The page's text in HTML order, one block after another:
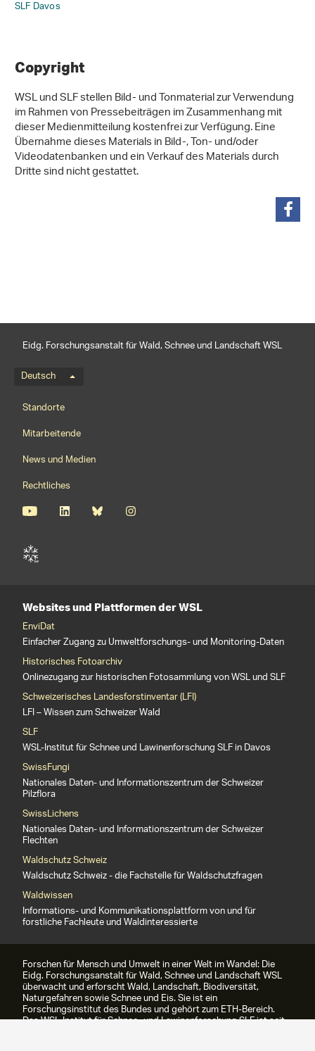
SLF Davos
Copyright
WSL und SLF stellen Bild- und Tonmaterial zur Verwendung
im Rahmen von Pressebeiträgen im Zusammenhang mit
dieser Medienmitteilung kostenfrei zur Verfügung. Eine
Übernahme dieses Materials in Bild-, Ton- und/oder
Videodatenbanken und ein Verkauf des Materials durch
Dritte sind nicht gestattet.
Eidg. Forschungsanstalt für Wald, Schnee und Landschaft WSL
Sprachmenü
Deutsch
Footernavigation
Standorte
Mitarbeitende
News und Medien
Rechtliches
Websites und Plattformen der WSL
EnviDat
Einfacher Zugang zu Umweltforschungs- und Monitoring-Daten
Historisches Fotoarchiv
Onlinezugang zur historischen Fotosammlung von WSL und SLF
Schweizerisches Landesforstinventar (LFI)
LFI – Wissen zum Schweizer Wald
SLF
WSL-Institut für Schnee und Lawinenforschung SLF in Davos
SwissFungi
Nationales Daten- und Informationszentrum der Schweizer
Pilzflora
SwissLichens
Nationales Daten- und Informationszentrum der Schweizer
Flechten
Waldschutz Schweiz
Waldschutz Schweiz - die Fachstelle für Waldschutzfragen
Waldwissen
Informations- und Kommunikationsplattform von und für
forstliche Fachleute und Waldinteressierte
Forschen für Mensch und Umwelt in einer Welt im Wandel: Die
Eidg. Forschungsanstalt für Wald, Schnee und Landschaft WSL
überwacht und erforscht Wald, Landschaft, Biodiversität,
Naturgefahren sowie Schnee und Eis. Sie ist ein
Forschungsinstitut des Bundes und gehört zum ETH-Bereich.
Das WSL-Institut für Schnee- und Lawinenforschung SLF ist seit